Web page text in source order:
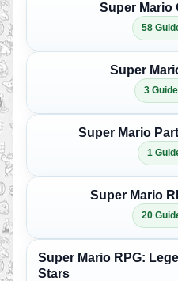
Super Mario
58
Super
3
Super Mario
1
Super Mario
20
Super Mario RPG:
Stars